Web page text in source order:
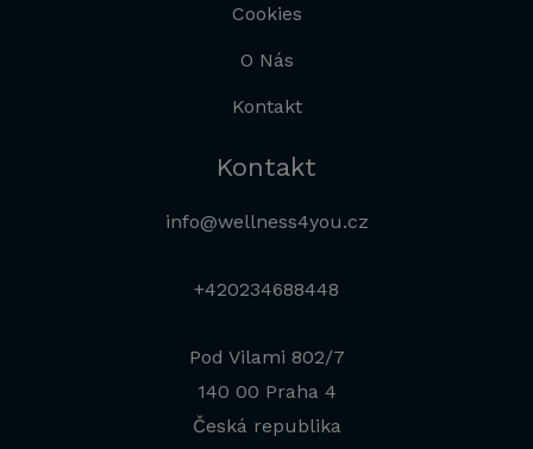
Cookies
O Nás
Kontakt
Kontakt
info@wellness4you.cz
+420234688448
Pod Vilami 802/7
140 00 Praha 4
Česká republika